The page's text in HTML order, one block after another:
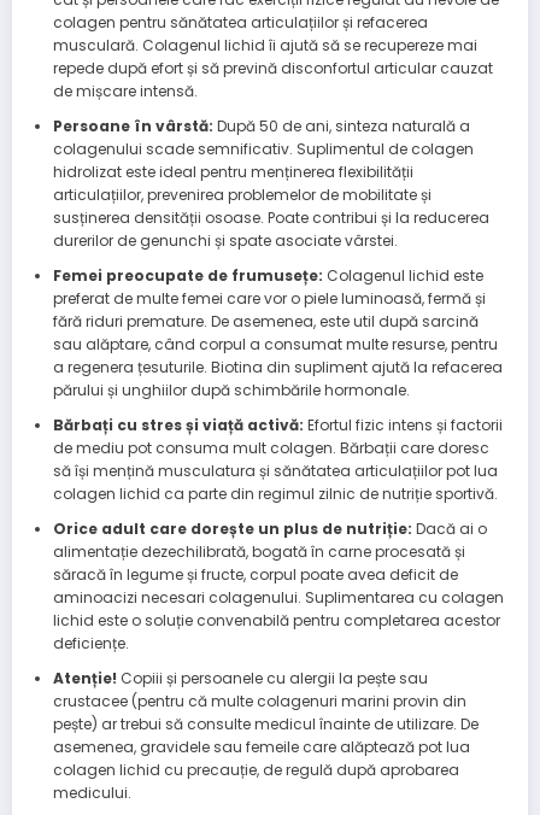
colagen pentru sănătatea articulațiilor și refacerea
musculară. Colagenul lichid îi ajută să se recupereze mai
repede după efort și să prevină disconfortul articular cauzat
de mișcare intensă.
Persoane în vârstă: După 50 de ani, sinteza naturală a
colagenului scade semnificativ. Suplimentul de colagen
hidrolizat este ideal pentru menținerea flexibilității
articulațiilor, prevenirea problemelor de mobilitate și
susținerea densității osoase. Poate contribui și la reducerea
durerilor de genunchi și spate asociate vârstei.
Femei preocupate de frumusețe: Colagenul lichid este
preferat de multe femei care vor o piele luminoasă, fermă și
fără riduri premature. De asemenea, este util după sarcină
sau alăptare, când corpul a consumat multe resurse, pentru
a regenera țesuturile. Biotina din supliment ajută la refacerea
părului și unghiilor după schimbările hormonale.
Bărbați cu stres și viață activă: Efortul fizic intens și factorii
de mediu pot consuma mult colagen. Bărbații care doresc
să își mențină musculatura și sănătatea articulațiilor pot lua
colagen lichid ca parte din regimul zilnic de nutriție sportivă.
Orice adult care dorește un plus de nutriție: Dacă ai o
alimentație dezechilibrată, bogată în carne procesată și
săracă în legume și fructe, corpul poate avea deficit de
aminoacizi necesari colagenului. Suplimentarea cu colagen
lichid este o soluție convenabilă pentru completarea acestor
deficiențe.
Atenție! Copiii și persoanele cu alergii la pește sau
crustacee (pentru că multe colagenuri marini provin din
pește) ar trebui să consulte medicul înainte de utilizare. De
asemenea, gravidele sau femeile care alăptează pot lua
colagen lichid cu precauție, de regulă după aprobarea
medicului.